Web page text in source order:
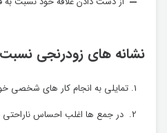
نشانه های زودرنجی نسبت
تمایلی به انجام کار های شخصی
در جمع ها اغلب احساس ناراحتی